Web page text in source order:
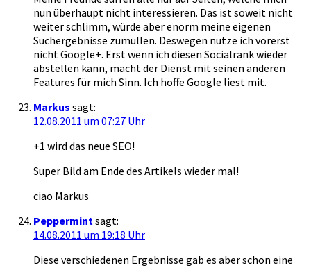
nun überhaupt nicht interessieren. Das ist soweit nicht
weiter schlimm, würde aber enorm meine eigenen
Suchergebnisse zumüllen. Deswegen nutze ich vorerst
nicht Google+. Erst wenn ich diesen Socialrank wieder
abstellen kann, macht der Dienst mit seinen anderen
Features für mich Sinn. Ich hoffe Google liest mit.
Markus sagt:
12.08.2011 um 07:27 Uhr
+1 wird das neue SEO!
Super Bild am Ende des Artikels wieder mal!
ciao Markus
Peppermintsagt:
14.08.2011 um 19:18 Uhr
Diese verschiedenen Ergebnisse gab es aber schon eine